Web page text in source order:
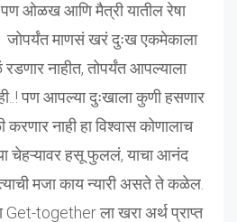
ओळख आणि मैत्री यातील रेषा
माणसं खरं दुःख एकमेकाला
नाहीत, तोपर्यंत आपल्याला
पण आपल्या दुःखाला कुणी हसणार
करणार नाही हा विश्वास कोणालाच
चेहऱ्यावर हसू फुललं, याचा आनंद
मजा काय न्यारी असते ते कळेल.
Get-together ला खरा अर्थ प्राप्त